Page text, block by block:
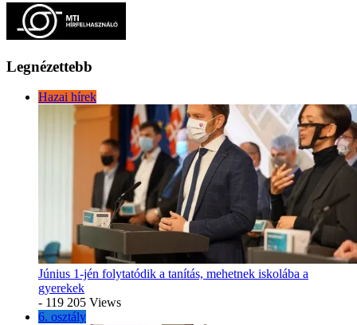
Legnézettebb
Hazai hírek
Június 1-jén folytatódik a tanítás, mehetnek iskolába a
gyerekek
- 119 205 Views
6. osztály